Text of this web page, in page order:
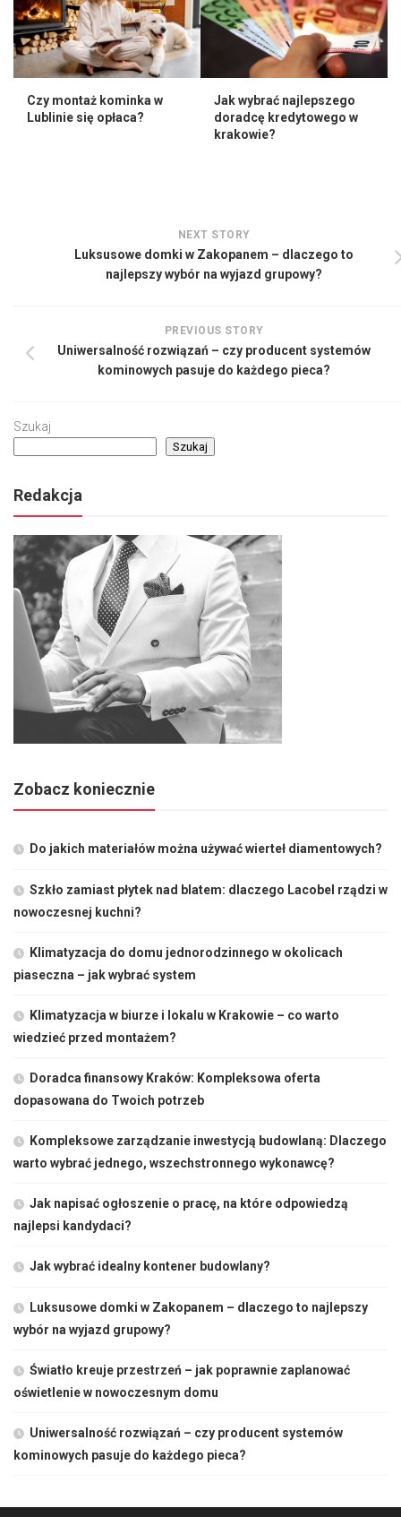
Czy montaż kominka w
Lublinie się opłaca?
Jak wybrać najlepszego
doradcę kredytowego w
krakowie?
NEXT STORY
Luksusowe domki w Zakopanem – dlaczego to
najlepszy wybór na wyjazd grupowy?
PREVIOUS STORY
Uniwersalność rozwiązań – czy producent systemów
kominowych pasuje do każdego pieca?
Szukaj
Szukaj
Redakcja
Zobacz koniecznie
Do jakich materiałów można używać wierteł diamentowych?
Szkło zamiast płytek nad blatem: dlaczego Lacobel rządzi w
nowoczesnej kuchni?
Klimatyzacja do domu jednorodzinnego w okolicach
piaseczna – jak wybrać system
Klimatyzacja w biurze i lokalu w Krakowie – co warto
wiedzieć przed montażem?
Doradca finansowy Kraków: Kompleksowa oferta
dopasowana do Twoich potrzeb
Kompleksowe zarządzanie inwestycją budowlaną: Dlaczego
warto wybrać jednego, wszechstronnego wykonawcę?
Jak napisać ogłoszenie o pracę, na które odpowiedzą
najlepsi kandydaci?
Jak wybrać idealny kontener budowlany?
Luksusowe domki w Zakopanem – dlaczego to najlepszy
wybór na wyjazd grupowy?
Światło kreuje przestrzeń – jak poprawnie zaplanować
oświetlenie w nowoczesnym domu
Uniwersalność rozwiązań – czy producent systemów
kominowych pasuje do każdego pieca?